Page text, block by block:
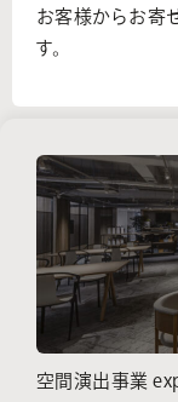
お客様からお寄
す。
空間演出事業